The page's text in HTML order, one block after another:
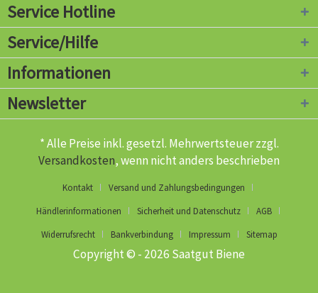
Service Hotline
Service/Hilfe
Informationen
Newsletter
* Alle Preise inkl. gesetzl. Mehrwertsteuer zzgl.
Versandkosten, wenn nicht anders beschrieben
Kontakt
Versand und Zahlungsbedingungen
Händlerinformationen
Sicherheit und Datenschutz
AGB
Widerrufsrecht
Bankverbindung Impressum Sitemap
Copyright © - 2026 Saatgut Biene